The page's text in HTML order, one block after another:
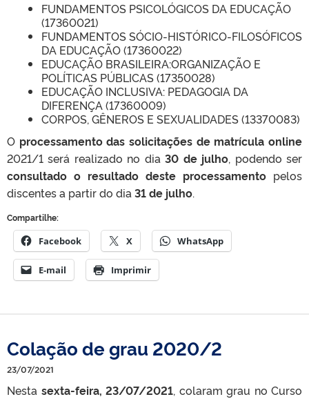
FUNDAMENTOS PSICOLÓGICOS DA EDUCAÇÃO
(17360021)
FUNDAMENTOS SÓCIO-HISTÓRICO-FILOSÓFICOS
DA EDUCAÇÃO (17360022)
EDUCAÇÃO BRASILEIRA:ORGANIZAÇÃO E
POLÍTICAS PÚBLICAS (17350028)
EDUCAÇÃO INCLUSIVA: PEDAGOGIA DA
DIFERENÇA (17360009)
CORPOS, GÊNEROS E SEXUALIDADES (13370083)
O processamento das solicitações de matrícula online
2021/1 será realizado no dia30 de julho, podendo ser
consultado o resultado deste processamento pelos
discentes a partir do dia 31 de julho.
Compartilhe:
Facebook X WhatsApp
E-mail Imprimir
Colação de grau 2020/2
23/07/2021
Nesta sexta-feira, 23/07/2021, colaram grau no Curso